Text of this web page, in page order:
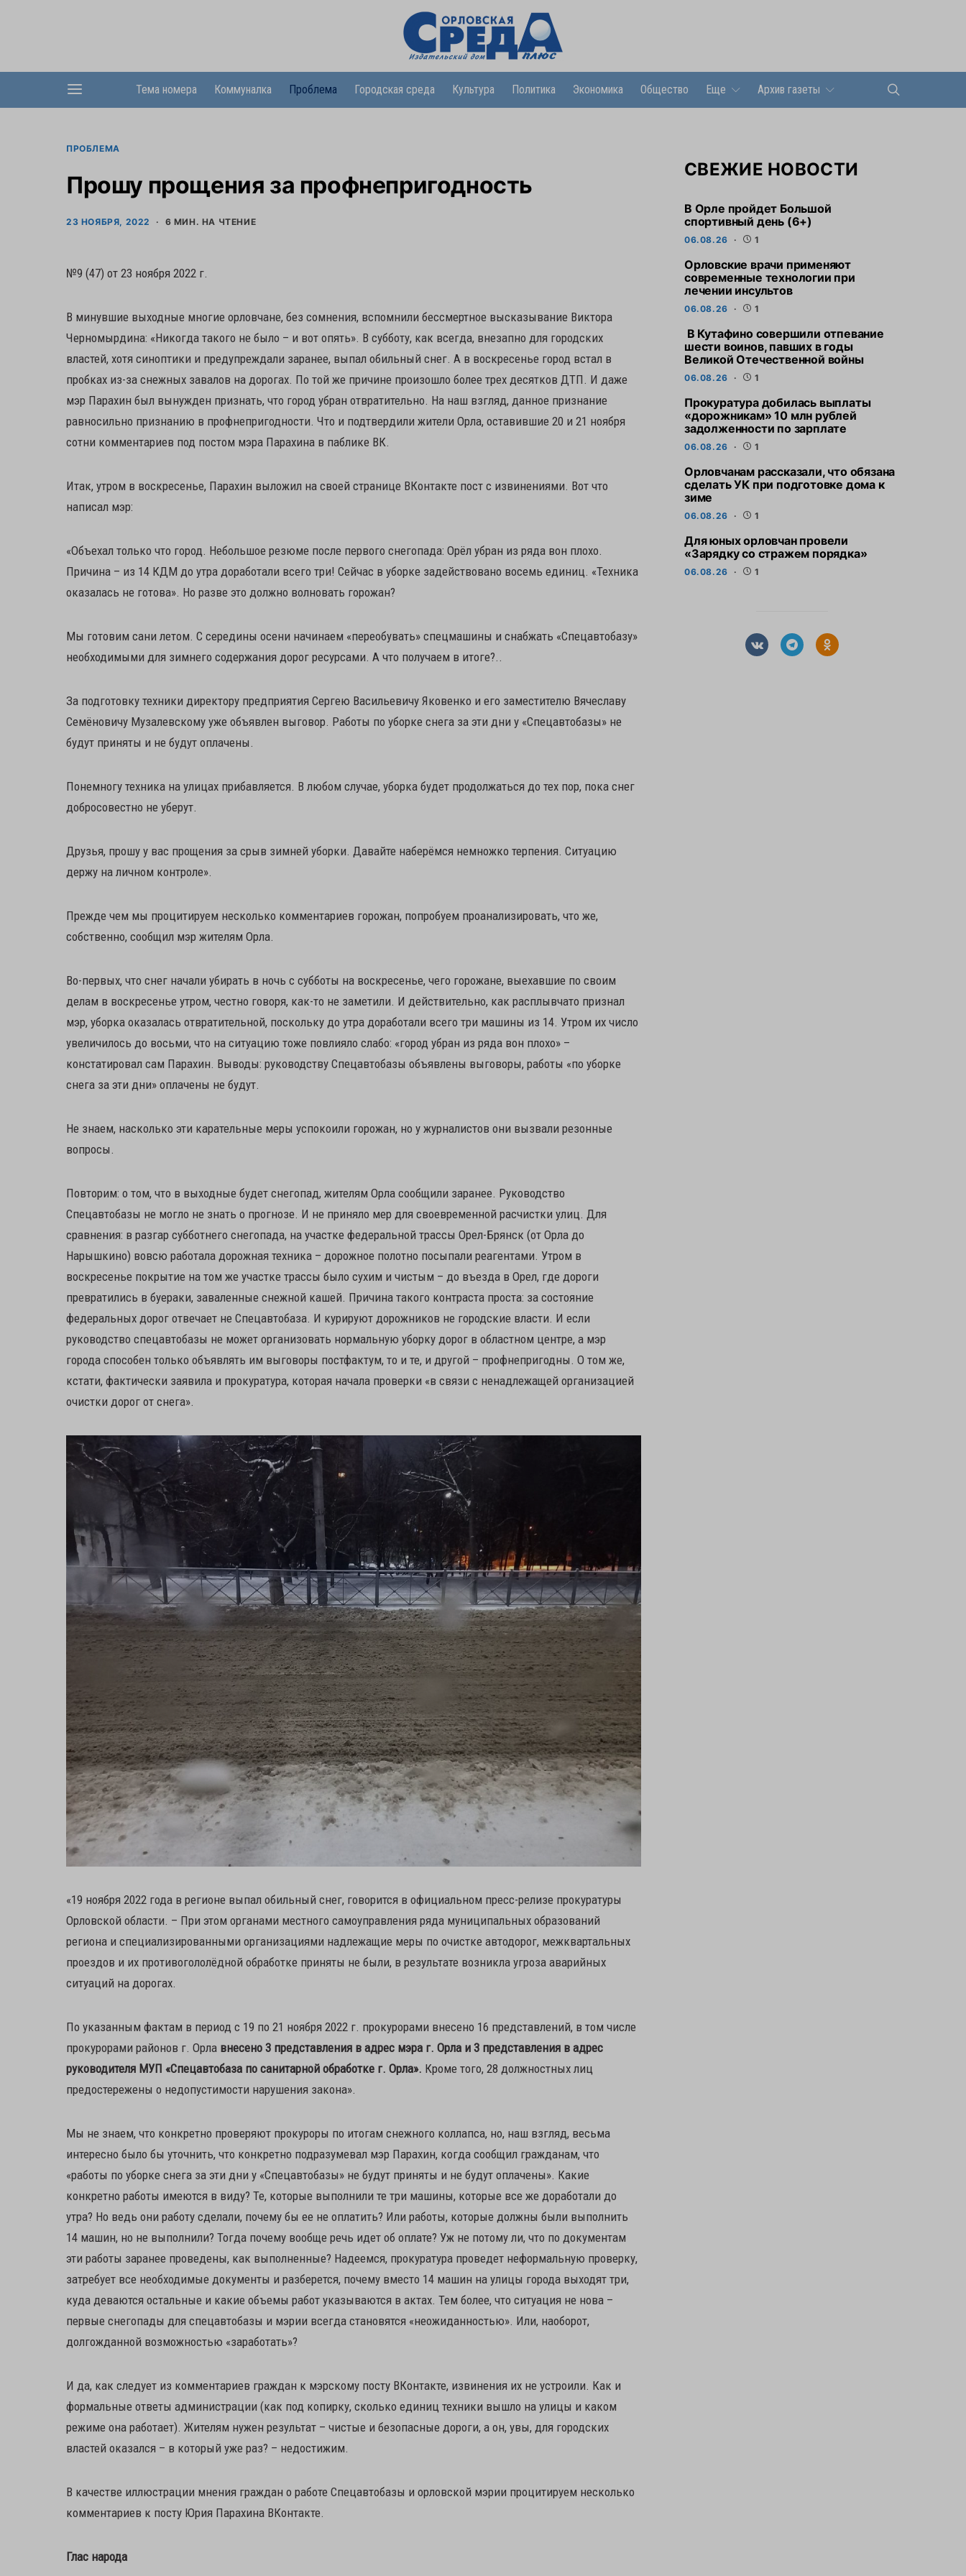
Тема номера Коммуналка Проблема Городская среда Культура Политика Экономика Общество Еще Архив газеты
ПРОБЛЕМА
Прошу прощения за профнепригодность
23 НОЯБРЯ, 2022 6 МИН. НА ЧТЕНИЕ
№9 (47) от 23 ноября 2022 г.
В минувшие выходные многие орловчане, без сомнения, вспомнили бессмертное высказывание Виктора
Черномырдина: «Никогда такого не было – и вот опять». В субботу, как всегда, внезапно для городских
властей, хотя синоптики и предупреждали заранее, выпал обильный снег. А в воскресенье город встал в
пробках из-за снежных завалов на дорогах. По той же причине произошло более трех десятков ДТП. И даже
мэр Парахин был вынужден признать, что город убран отвратительно. На наш взгляд, данное признание
равносильно признанию в профнепригодности. Что и подтвердили жители Орла, оставившие 20 и 21 ноября
сотни комментариев под постом мэра Парахина в паблике ВК.
Итак, утром в воскресенье, Парахин выложил на своей странице ВКонтакте пост с извинениями. Вот что
написал мэр:
«Объехал только что город. Небольшое резюме после первого снегопада: Орёл убран из ряда вон плохо.
Причина – из 14 КДМ до утра доработали всего три! Сейчас в уборке задействовано восемь единиц. «Техника
оказалась не готова». Но разве это должно волновать горожан?
Мы готовим сани летом. С середины осени начинаем «переобувать» спецмашины и снабжать «Спецавтобазу»
необходимыми для зимнего содержания дорог ресурсами. А что получаем в итоге?..
За подготовку техники директору предприятия Сергею Васильевичу Яковенко и его заместителю Вячеславу
Семёновичу Музалевскому уже объявлен выговор. Работы по уборке снега за эти дни у «Спецавтобазы» не
будут приняты и не будут оплачены.
Понемногу техника на улицах прибавляется. В любом случае, уборка будет продолжаться до тех пор, пока снег
добросовестно не уберут.
Друзья, прошу у вас прощения за срыв зимней уборки. Давайте наберёмся немножко терпения. Ситуацию
держу на личном контроле».
Прежде чем мы процитируем несколько комментариев горожан, попробуем проанализировать, что же,
собственно, сообщил мэр жителям Орла.
Во-первых, что снег начали убирать в ночь с субботы на воскресенье, чего горожане, выехавшие по своим
делам в воскресенье утром, честно говоря, как-то не заметили. И действительно, как расплывчато признал
мэр, уборка оказалась отвратительной, поскольку до утра доработали всего три машины из 14. Утром их число
увеличилось до восьми, что на ситуацию тоже повлияло слабо: «город убран из ряда вон плохо» –
констатировал сам Парахин. Выводы: руководству Спецавтобазы объявлены выговоры, работы «по уборке
снега за эти дни» оплачены не будут.
Не знаем, насколько эти карательные меры успокоили горожан, но у журналистов они вызвали резонные
вопросы.
Повторим: о том, что в выходные будет снегопад, жителям Орла сообщили заранее. Руководство
Спецавтобазы не могло не знать о прогнозе. И не приняло мер для своевременной расчистки улиц. Для
сравнения: в разгар субботнего снегопада, на участке федеральной трассы Орел-Брянск (от Орла до
Нарышкино) вовсю работала дорожная техника – дорожное полотно посыпали реагентами. Утром в
воскресенье покрытие на том же участке трассы было сухим и чистым – до въезда в Орел, где дороги
превратились в буераки, заваленные снежной кашей. Причина такого контраста проста: за состояние
федеральных дорог отвечает не Спецавтобаза. И курируют дорожников не городские власти. И если
руководство спецавтобазы не может организовать нормальную уборку дорог в областном центре, а мэр
города способен только объявлять им выговоры постфактум, то и те, и другой – профнепригодны. О том же,
кстати, фактически заявила и прокуратура, которая начала проверки «в связи с ненадлежащей организацией
очистки дорог от снега».
«19 ноября 2022 года в регионе выпал обильный снег, говорится в официальном пресс-релизе прокуратуры
Орловской области. – При этом органами местного самоуправления ряда муниципальных образований
региона и специализированными организациями надлежащие меры по очистке автодорог, межквартальных
проездов и их противогололёдной обработке приняты не были, в результате возникла угроза аварийных
ситуаций на дорогах.
По указанным фактам в период с 19 по 21 ноября 2022 г. прокурорами внесено 16 представлений, в том числе
прокурорами районов г. Орла внесено 3 представления в адрес мэра г. Орла и 3 представления в адрес
руководителя МУП «Спецавтобаза по санитарной обработке г. Орла». Кроме того, 28 должностных лиц
предостережены о недопустимости нарушения закона».
Мы не знаем, что конкретно проверяют прокуроры по итогам снежного коллапса, но, наш взгляд, весьма
интересно было бы уточнить, что конкретно подразумевал мэр Парахин, когда сообщил гражданам, что
«работы по уборке снега за эти дни у «Спецавтобазы» не будут приняты и не будут оплачены». Какие
конкретно работы имеются в виду? Те, которые выполнили те три машины, которые все же доработали до
утра? Но ведь они работу сделали, почему бы ее не оплатить? Или работы, которые должны были выполнить
14 машин, но не выполнили? Тогда почему вообще речь идет об оплате? Уж не потому ли, что по документам
эти работы заранее проведены, как выполненные? Надеемся, прокуратура проведет неформальную проверку,
затребует все необходимые документы и разберется, почему вместо 14 машин на улицы города выходят три,
куда деваются остальные и какие объемы работ указываются в актах. Тем более, что ситуация не нова –
первые снегопады для спецавтобазы и мэрии всегда становятся «неожиданностью». Или, наоборот,
долгожданной возможностью «заработать»?
И да, как следует из комментариев граждан к мэрскому посту ВКонтакте, извинения их не устроили. Как и
формальные ответы администрации (как под копирку, сколько единиц техники вышло на улицы и каком
режиме она работает). Жителям нужен результат – чистые и безопасные дороги, а он, увы, для городских
властей оказался – в который уже раз? – недостижим.
В качестве иллюстрации мнения граждан о работе Спецавтобазы и орловской мэрии процитируем несколько
комментариев к посту Юрия Парахина ВКонтакте.
Глас народа
СВЕЖИЕ НОВОСТИ
В Орле пройдет Большой
спортивный день (6+)
06.08.26 1
Орловские врачи применяют
современные технологии при
лечении инсультов
06.08.26 1
В Кутафино совершили отпевание
шести воинов, павших в годы
Великой Отечественной войны
06.08.26 1
Прокуратура добилась выплаты
«дорожникам» 10 млн рублей
задолженности по зарплате
06.08.26 1
Орловчанам рассказали, что обязана
сделать УК при подготовке дома к
зиме
06.08.26 1
Для юных орловчан провели
«Зарядку со стражем порядка»
06.08.26 1